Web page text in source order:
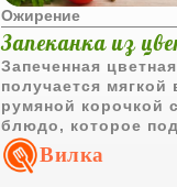
Ожирение
Запеканка из
Запеченная
получается мягкой
румяной корочкой
блюдо, которое
и для горячего
Вилка